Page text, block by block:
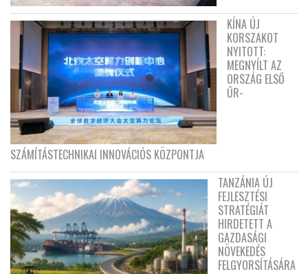
KÍNA ÚJ
KORSZAKOT
NYITOTT:
MEGNYÍLT AZ
ORSZÁG ELSŐ
ŰR-
SZÁMÍTÁSTECHNIKAI INNOVÁCIÓS KÖZPONTJA
TANZÁNIA ÚJ
FEJLESZTÉSI
STRATÉGIÁT
HIRDETETT A
GAZDASÁGI
NÖVEKEDÉS
FELGYORSÍTÁSÁRA